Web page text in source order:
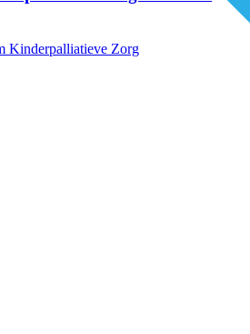
Kinderpalliatieve Zorg